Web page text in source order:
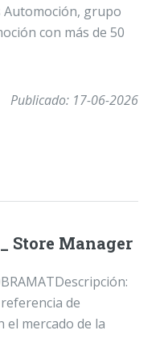
Automoción, grupo
con más de 50
Publicado: 17-06-2026
Store Manager
de
mercado de la